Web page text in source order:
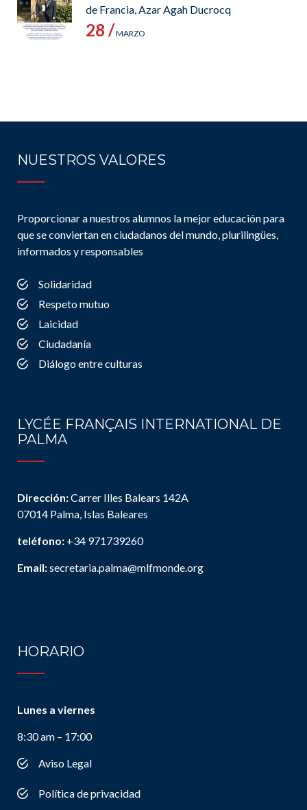
de Francia, Azar Agah Ducrocq
28 /MARZO
NUESTROS VALORES
Proporcionar a nuestros alumnos la mejor educación para
que se conviertan en ciudadanos del mundo, plurilingües,
informados y responsables
Solidaridad
Respeto mutuo
Laicidad
Ciudadanía
Diálogo entre culturas
LYCÉE FRANÇAIS INTERNATIONAL DE
PALMA
Dirección:Carrer Illes Balears 142A
07014 Palma, Islas Baleares
teléfono: +34 971739260
Email:secretaria.palma@mlfmonde.org
HORARIO
Lunes a viernes
8:30 am – 17:00
Aviso Legal
Política de privacidad